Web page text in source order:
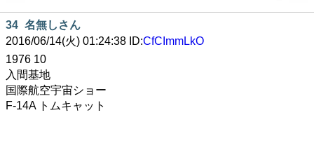
34 名無しさん
2016/06/14(火) 01:24:38 ID:CfCImmLkO
1976 10
入間基地
国際航空宇宙ショー
F-14A トムキャット